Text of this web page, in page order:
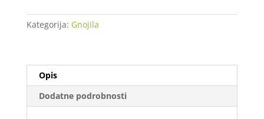
Kategorija: Gnojila
Opis
Dodatne podrobnosti